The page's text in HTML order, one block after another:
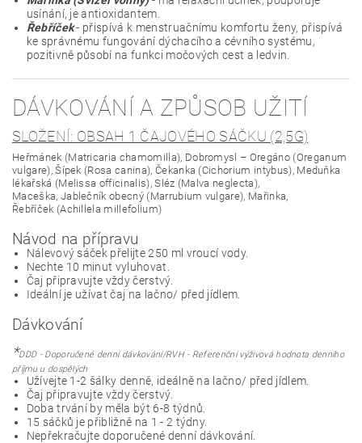
usínání, je antioxidantem.
Řebříček- přispívá k menstruačnímu komfortu ženy, přispívá
ke správnému fungování dýchacího a cévního systému,
pozitivně působí na funkci močových cest a ledvin.
DÁVKOVÁNÍ A ZPŮSOB UŽITÍ
SLOŽENÍ: OBSAH 1 ČAJOVÉHO SÁČKU (2,5G)
Heřmánek (Matricaria chamomilla), Dobromysl – Oregáno (Oreganum
vulgare), Šípek (Rosa canina), Čekanka (Cichorium intybus), Meduňka
lékařská (Melissa officinalis), Sléz (Malva neglecta),
Maceška, Jablečník obecný (Marrubium vulgare), Mařinka,
Řebříček (Achillela millefolium)
Návod na přípravu
Nálevový sáček přelijte 250 ml vroucí vody.
Nechte 10 minut vyluhovat.
Čaj připravujte vždy čerstvý.
Ideální je užívat čaj na lačno/ před jídlem.
Dávkování
*DDD - Doporučené denní dávkování/RVH - Referenční výživová hodnota denního
příjmu u dospělých
Užívejte 1-2 šálky denně, ideálně na lačno/ před jídlem.
Čaj připravujte vždy čerstvý.
Doba trvání by měla být 6-8 týdnů.
15 sáčků je přibližně na 1 - 2 týdny.
Nepřekračujte doporučené denní dávkování.